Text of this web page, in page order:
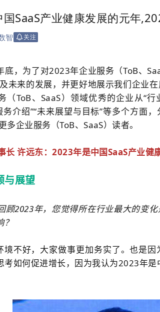
SaaS产业健康发展的元年
智 关注
底，为了对2023年企业服务（ToB、
未来的发展，并更好地展示我们企业
（ToB、SaaS）领域优秀的企业从“
务介绍”“未来展望与目标”等多个方面
多企业服务（ToB、SaaS）读者。
长 许远东：2023年是中国SaaS产业健
与展望
顾2023年，您觉得所在行业最大的变
境不好，大家做事更加务实了。也是
考如何促进增长，因为我认为2023年